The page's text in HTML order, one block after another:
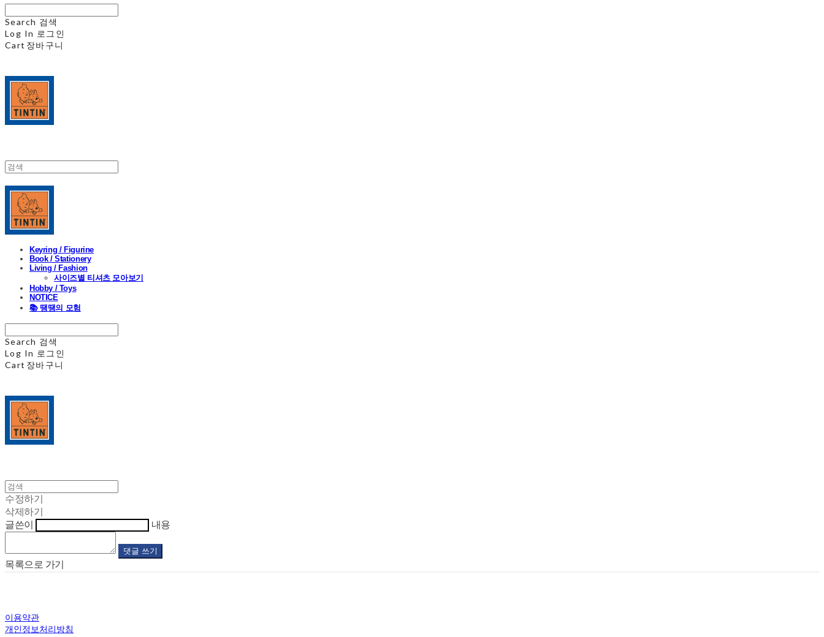
Search 검색
Log In 로그인
Cart 장바구니
Keyring / Figurine
Book / Stationery
Living / Fashion
사이즈별 티셔츠 모아보기
Hobby / Toys
NOTICE
📚 땡땡의 모험
Search 검색
Log In 로그인
Cart 장바구니
수정하기
삭제하기
글쓴이
내용
댓글 쓰기
목록으로 가기
이용약관
개인정보처리방침